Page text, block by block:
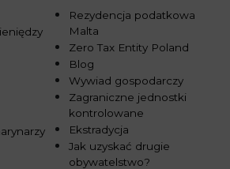
Rezydencja podatkowa
Malta
Zero Tax Entity Poland
Blog
Wywiad gospodarczy
Zagraniczne jednostki
kontrolowane
Ekstradycja
Jak uzyskać drugie
obywatelstwo?